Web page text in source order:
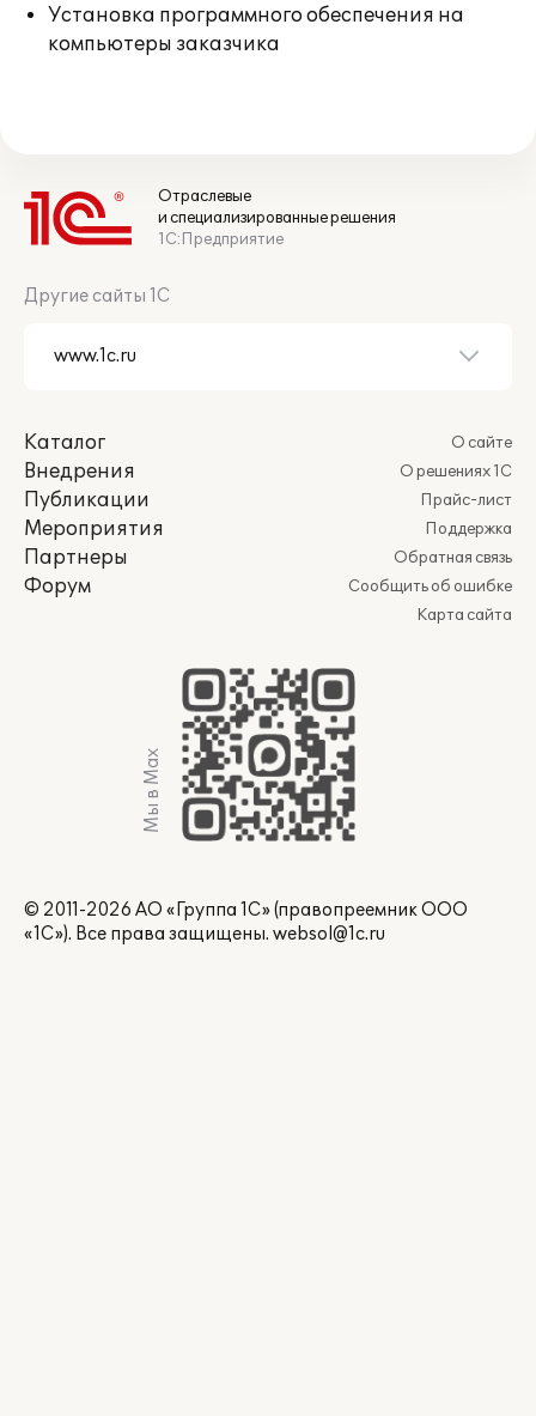
Установка программного обеспечения на
компьютеры заказчика
Отраслевые
и специализированные решения
1С:Предприятие
Другие сайты 1С
Каталог
Внедрения
Публикации
Мероприятия
Партнеры
Форум
О сайте
О решениях 1С
Прайс-лист
Поддержка
Обратная связь
Сообщить об ошибке
Карта сайта
Мы в Max
© 2011-2026 АО «Группа 1С» (правопреемник ООО
«1С»). Все права защищены. websol@1c.ru